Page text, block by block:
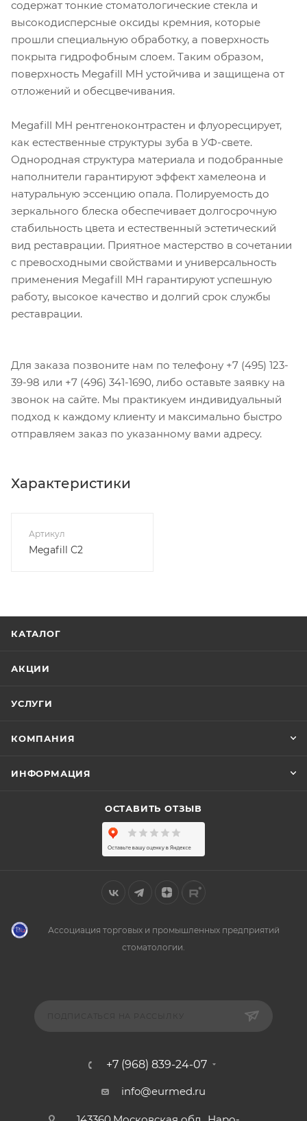
содержат тонкие стоматологические стекла и
высокодисперсные оксиды кремния, которые
прошли специальную обработку, а поверхность
покрыта гидрофобным слоем. Таким образом,
поверхность Megafill MH устойчива и защищена от
отложений и обесцвечивания.
Megafill MH рентгеноконтрастен и флуоресцирует,
как естественные структуры зуба в УФ-свете.
Однородная структура материала и подобранные
наполнители гарантируют эффект хамелеона и
натуральную эссенцию опала. Полируемость до
зеркального блеска обеспечивает долгосрочную
стабильность цвета и естественный эстетический
вид реставрации. Приятное мастерство в сочетании
с превосходными свойствами и универсальность
применения Megafill MH гарантируют успешную
работу, высокое качество и долгий срок службы
реставрации.
Для заказа позвоните нам по телефону +7 (495) 123-
39-98 или +7 (496) 341-1690, либо оставьте заявку на
звонок на сайте. Мы практикуем индивидуальный
подход к каждому клиенту и максимально быстро
отправляем заказ по указанному вами адресу.
Характеристики
Артикул
Megafill C2
КАТАЛОГ
АКЦИИ
УСЛУГИ
КОМПАНИЯ
ИНФОРМАЦИЯ
ОСТАВИТЬ ОТЗЫВ
Ассоциация торговых и промышленных предприятий
стоматологии.
+7 (968) 839-24-07
info@eurmed.ru